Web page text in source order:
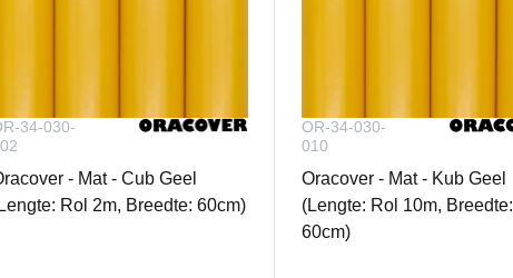
34-030-
- Mat - Cub Geel
Rol 2m, Breedte: 60cm)
OR-34-030-
010
Oracover - Mat - Kub Geel
(Lengte: Rol 10m, Breedte:
60cm)